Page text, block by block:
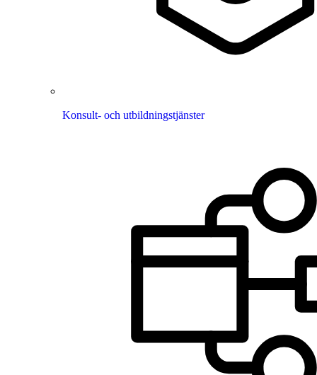
Konsult- och utbildningstjänster